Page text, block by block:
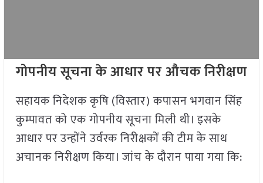
गोपनीय सूचना के आधार पर औचक निरीक्षण
सहायक निदेशक कृषि (विस्तार) कपासन भगवान सिंह
कुम्पावत को एक गोपनीय सूचना मिली थी। इसके
आधार पर उन्होंने उर्वरक निरीक्षकों की टीम के साथ
अचानक निरीक्षण किया। जांच के दौरान पाया गया कि: